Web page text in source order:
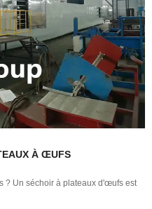
À ŒUFS
? Un séchoir à plateaux d'œufs est